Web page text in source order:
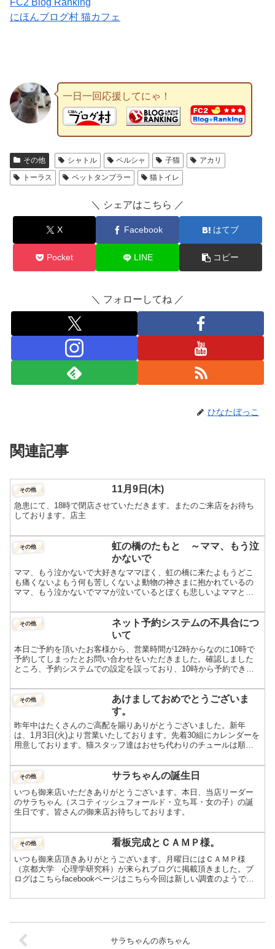
にほんブログ村 猫カフェ
一日一回応援してにゃ！
その他 シャトル ペルシャ 子猫
アカリ
トーラス
ペットタンブラー 猫トイレ
＼ シェアはこちら ／
X Facebook はてブ
Pocket LINE コピー
＼ フォローしてね ／
ひなたぼっこ
関連記事
その他 11月9日(木)
急患にて、18時で閉店させていただきます。またのご来店をお待ち
しております。店主
その他
虹の橋のたもと ～ママ、もう泣
かないで
ママ、もう泣かないで大好きなママぼく、虹の橋に来たよもうどこ
も痛くないよもう何も苦しくないよ動物の神さまに抱かれているの
ママ、もう泣かないでママが泣いているとぼくも悲しいよママと一
マ...
その他
ネット予約システムの不具合につ
いて
本日ご予約を頂いたお客様から、営業時間が12時からなのに10時で
予約してしまったとお問い合わせをいただきました。確認しました
ところ、予約システムでの設定を誤っており、10時から予約できる
その他
あけましておめでとうございま
す。
昨年中はたくさんのご高配を賜りありがとうございました。新年
は、1月3日(火)より営業いたしております。先着30組にカレンダーを
用意しております。猫スタッフ達はおせち代わりのチュールは順番
その他 サラちゃんの誕生日
いつも御来店いただきありがとうございます。本日、当店リーダー
のサラちゃん（スコティッシュフォールド・立ち耳・女の子）の誕
生日です。皆さんの御来店お待ちしております。
その他 看板完成とＣＡＭＰ様。
いつも御来店頂きありがとうございます。月曜日にはＣＡＭＰ様
（京都大学 心理学研究科）が来られブログに掲載頂きました。ブ
ログはこちらfacebookページはこちら今回は新しい調査のようで、
サラちゃんの赤ちゃん